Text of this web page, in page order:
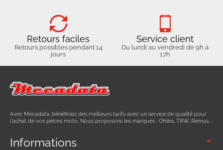
Retours faciles
Retours possibles pendant 14
jours
Service client
Du lundi au vendredi de 9h à
17h
Avec Mecadata, bénéficiez des meilleurs tarifs avec un service de qualité pour
l'achat de vos pièces moto. Nous proposons les marques : Ohlins, TRW, Remus ...
Informations